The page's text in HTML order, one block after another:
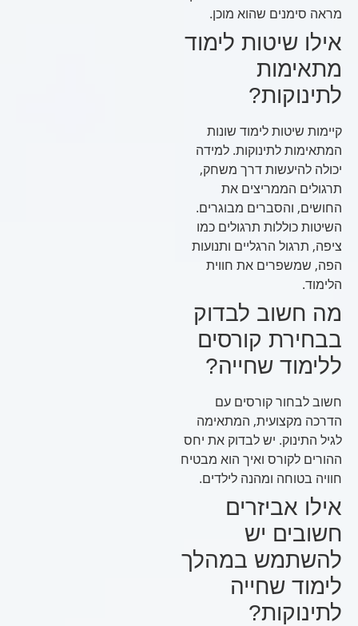
מראה סימנים שהוא מוכן.
אילו שיטות לימוד
מתאימות
לתינוקות?
קיימות שיטות לימוד שונות
המתאימות לתינוקות. למידה
יכולה להיעשות דרך משחק,
תרגולים הממריצים את
החושים, והסברים מבוגרים.
השיטות כוללות תרגולים כמו
ציפה, תרגול הרגליים ותנועות
הפה, שמשפרים את חווית
הלימוד.
מה חשוב לבדוק
בבחירת קורסים
ללימוד שחייה?
חשוב לבחור קורסים עם
הדרכה מקצועית, המתאימה
לגיל התינוק. יש לבדוק את יחס
ההורים לקורס ואיך הוא מבטיח
חוויה בטוחה ומהנה לילדים.
אילו אביזרים
חשובים יש
להשתמש במהלך
לימוד שחייה
לתינוקות?